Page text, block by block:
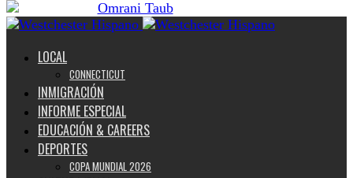
LOCAL
CONNECTICUT
INMIGRACIÓN
INFORME ESPECIAL
EDUCACIÓN & CAREERS
DEPORTES
COPA MUNDIAL 2026